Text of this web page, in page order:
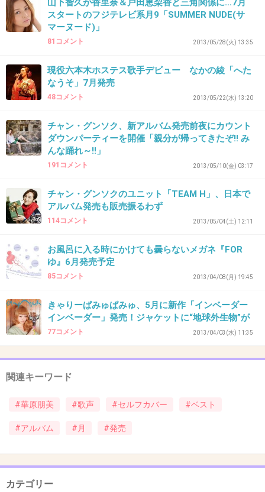
2013/04/30(火) 16:41:30
過去の栄光より、今の実力で勝負をしろ！
と自分にも華原にも言ってみた
+31 -3
2013/04/30(火) 16:44:09
朋ちゃんに対して好意的だったり応援してる人
は結構いるかもしれないけど、実際CD買う人は
少なそう。
+46 -9
38. 匿名2013/04/30(火) 16:48:57
昔の小室曲は必ずコーラスが小室だからこのアルバムは期
待できる！
39. 匿名 2013/04/30(火) 16:58:35
聞かないから、いいけど^ ^
山下智久が香里奈＆戸田恵梨香と三角関係に…7月
スタートのフジテレビ系月9「SUMMER NUDE(サ
マーヌード)」
81コメント 2013/05/28(火) 13:35
現役六本木ホステス歌手デビュー なかの綾「へた
なうそ」7月発売
48コメント 2013/05/22(水) 13:20
チャン・グンソク、新アルバム発売前夜にカウント
ダウンパーティーを開催「親分が帰ってきたぞ!! み
んな踊れ～!!」
191コメント 2013/05/10(金) 03:17
チャン・グンソクのユニット「TEAM H」、日本で
アルバム発売も販売振るわず
114コメント 2013/05/04(土) 12:11
お風呂に入る時にかけても曇らないメガネ『FOR
ゆ』6月発売予定
85コメント 2013/04/08(月) 19:45
きゃりーぱみゅぱみゅ、5月に新作「インベーダー
インベーダー」発売！ジャケットに“地球外生物”が
77コメント 2013/04/03(水) 11:35
関連キーワード
#華原朋美 #歌声 #セルフカバー #ベスト
#アルバム #月 #発売
カテゴリー